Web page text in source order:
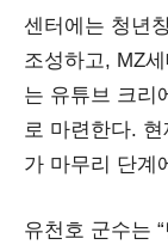
센터에는 청년
조성하고, MZ
는 유튜브 크리
로 마련한다.
가 마무리 단계
유천호 군수는